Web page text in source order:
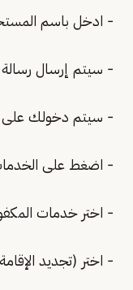
- ادخل باسم
- سيتم إرسال
- سيتم دخولك على
- اضغط على الخدمات
- اختر خدمات
- اختر (تجديد